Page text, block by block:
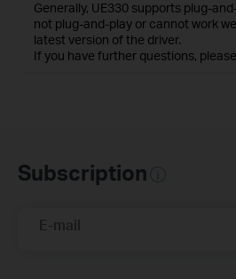
Generally, UE330 supports plug-
not plug-and-play or cannot work
latest version of the driver.
If you have further questions, please
Subscription
E-mail